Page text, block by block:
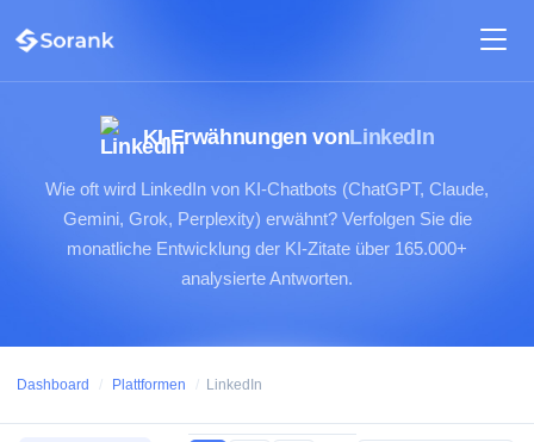
KI-Erwähnungen vonLinkedIn
Wie oft wird LinkedIn von KI-Chatbots (ChatGPT, Claude,
Gemini, Grok, Perplexity) erwähnt? Verfolgen Sie die
monatliche Entwicklung der KI-Zitate über 165.000+
analysierte Antworten.
Dashboard / Plattformen / LinkedIn